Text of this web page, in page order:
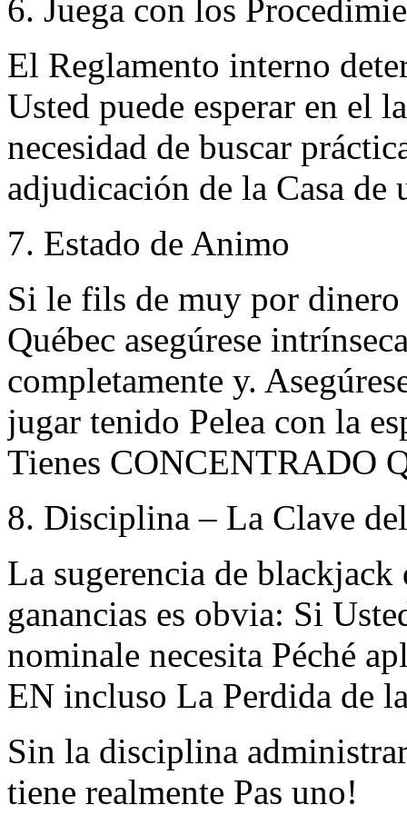
6. Juega con los
El Reglamento interno
Usted puede esperar en el
necesidad de buscar
adjudicación de la Casa de
7. Estado de Animo
Si le fils de muy por
Québec asegúrese
completamente y.
jugar tenido Pelea con la
Tienes CONCENTRADO
8. Disciplina – La Clave
La sugerencia de blackjack
ganancias es obvia: Si
nominale necesita Péché
EN incluso La Perdida de
Sin la disciplina
tiene realmente Pas uno!